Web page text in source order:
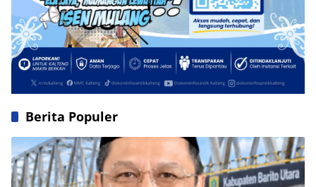
Berita Populer